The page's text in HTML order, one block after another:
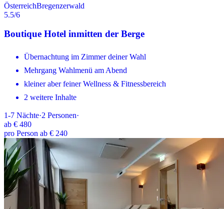
ÖsterreichBregenzerwald
5.5/6
Boutique Hotel inmitten der Berge
Übernachtung im Zimmer deiner Wahl
Mehrgang Wahlmenü am Abend
kleiner aber feiner Wellness & Fitnessbereich
2 weitere Inhalte
1-7 Nächte·2 Personen·
ab € 480
pro Person ab € 240